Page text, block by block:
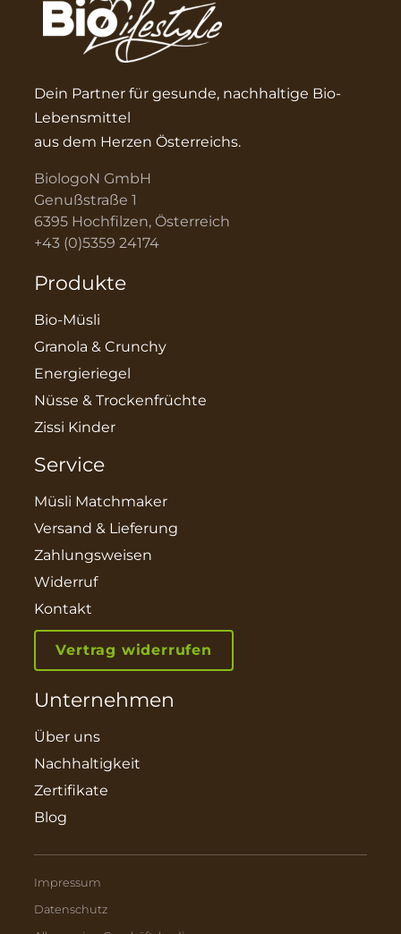
Dein Partner für gesunde, nachhaltige Bio-
Lebensmittel
aus dem Herzen Österreichs.
BiologoN GmbH
Genußstraße 1
6395 Hochfilzen, Österreich
+43 (0)5359 24174
Produkte
Bio-Müsli
Granola & Crunchy
Energieriegel
Nüsse & Trockenfrüchte
Zissi Kinder
Service
Müsli Matchmaker
Versand & Lieferung
Zahlungsweisen
Widerruf
Kontakt
Vertrag widerrufen
Unternehmen
Über uns
Nachhaltigkeit
Zertifikate
Blog
Impressum
Datenschutz